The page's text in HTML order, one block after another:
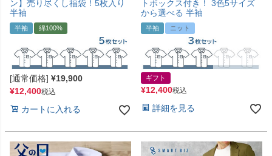
ン】売り尽くし福袋！5枚入り
半袖
半袖 綿100%
[通常価格] ¥19,900
¥12,400税込
カートに入れる
トボックス付き！ 3色5サイズ
から選べる 半袖
半袖 ニット
ギフト
¥12,400税込
詳細を見る